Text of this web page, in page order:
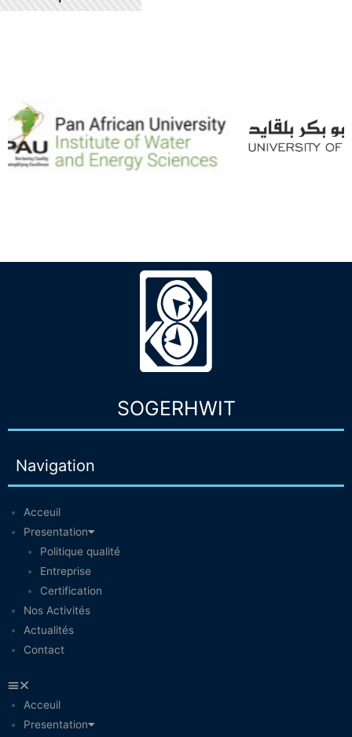
SOGERHWIT
Navigation
Acceuil
Presentation
Politique qualité
Entreprise
Certification
Nos Activités
Actualités
Contact
Acceuil
Presentation